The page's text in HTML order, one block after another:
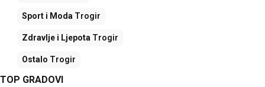
Sport i Moda Trogir
Zdravlje i Ljepota Trogir
Ostalo Trogir
TOP GRADOVI